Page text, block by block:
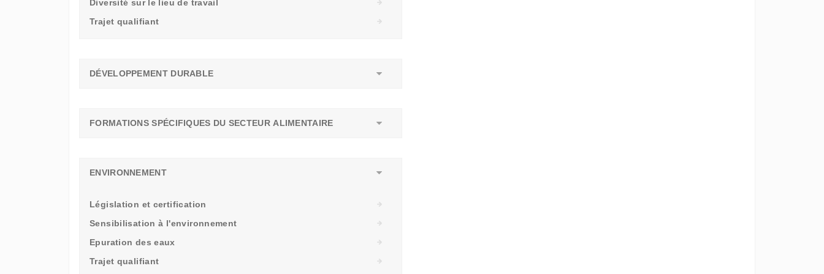
Diversité sur le lieu de travail
Trajet qualifiant
DÉVELOPPEMENT DURABLE
FORMATIONS SPÉCIFIQUES DU SECTEUR ALIMENTAIRE
ENVIRONNEMENT
Législation et certification
Sensibilisation à l'environnement
Epuration des eaux
Trajet qualifiant